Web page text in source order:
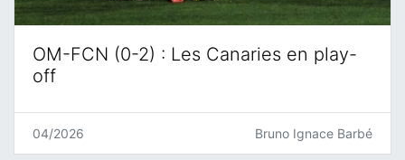
OM-FCN (0-2) : Les Canaries en play-
off
04/2026 Bruno Ignace Barbé